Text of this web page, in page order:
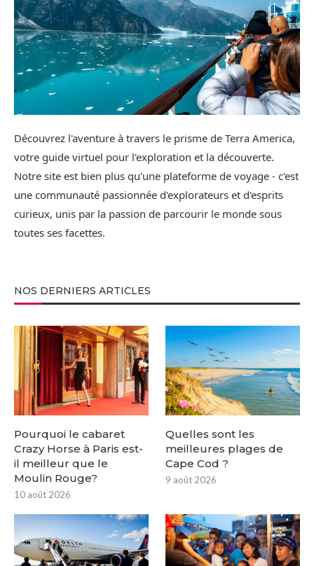
Découvrez l'aventure à travers le prisme de Terra America,
votre guide virtuel pour l'exploration et la découverte.
Notre site est bien plus qu'une plateforme de voyage - c'est
une communauté passionnée d'explorateurs et d'esprits
curieux, unis par la passion de parcourir le monde sous
toutes ses facettes.
NOS DERNIERS ARTICLES
Pourquoi le cabaret
Crazy Horse à Paris est-
il meilleur que le
Moulin Rouge?
10 août 2026
Quelles sont les
meilleures plages de
Cape Cod ?
9 août 2026